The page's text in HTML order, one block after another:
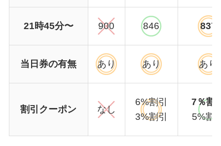
21時45分〜 900 846 837
当日券の有無 あり あり あり
割引クーポン なし
6%割引
3%割引
7％割
5%割